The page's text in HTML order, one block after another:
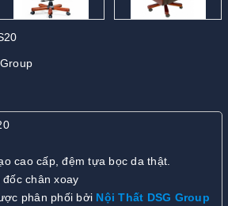
cao cấp, đệm tựa bọc da thật.
chân xoay
phân phối bởi Nội Thất DSG Group